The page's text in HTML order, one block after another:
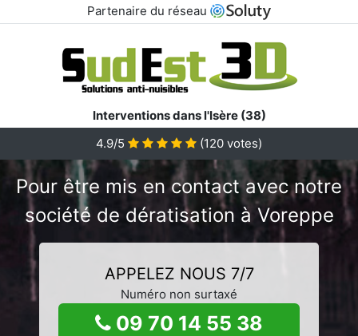
Partenaire du réseau
Interventions dans l'Isère (38)
4.9/5
(120 votes)
Pour être mis en contact avec notre
société de dératisation à Voreppe
APPELEZ NOUS 7/7
Numéro non surtaxé
09 70 14 55 38